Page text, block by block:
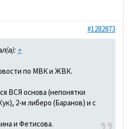
#1282873
↑
по МВК и ЖВК.
ВСЯ основа (непонятки
2-м либеро (Баранов) и с
и Фетисова.